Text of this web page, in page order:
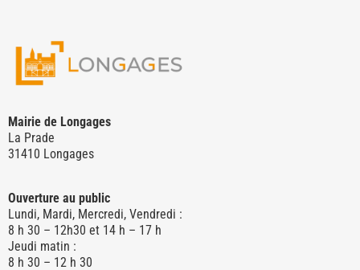
Mairie de Longages
La Prade
31410 Longages
Ouverture au public
Lundi, Mardi, Mercredi, Vendredi :
8 h 30 – 12h30 et 14 h – 17 h
Jeudi matin :
8 h 30 – 12 h 30